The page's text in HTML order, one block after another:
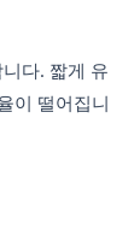
다. 짧게 유
이 떨어집니